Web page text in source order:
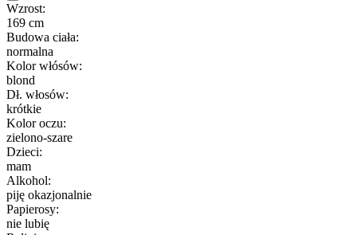
Wzrost:
169 cm
Budowa ciała:
normalna
Kolor włósów:
blond
Dł. włosów:
krótkie
Kolor oczu:
zielono-szare
Dzieci:
mam
Alkohol:
piję okazjonalnie
Papierosy:
nie lubię